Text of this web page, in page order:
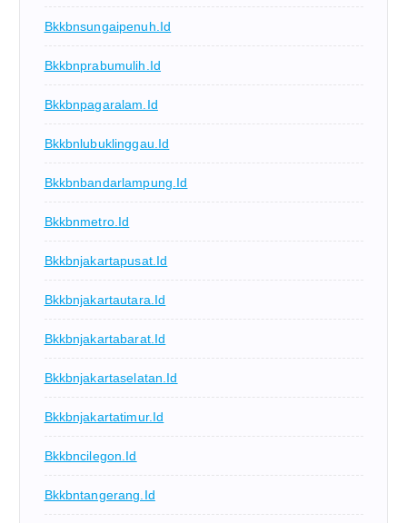
Bkkbnsungaipenuh.id
Bkkbnprabumulih.id
Bkkbnpagaralam.id
Bkkbnlubuklinggau.id
Bkkbnbandarlampung.id
Bkkbnmetro.id
Bkkbnjakartapusat.id
Bkkbnjakartautara.id
Bkkbnjakartabarat.id
Bkkbnjakartaselatan.id
Bkkbnjakartatimur.id
Bkkbncilegon.id
Bkkbntangerang.id